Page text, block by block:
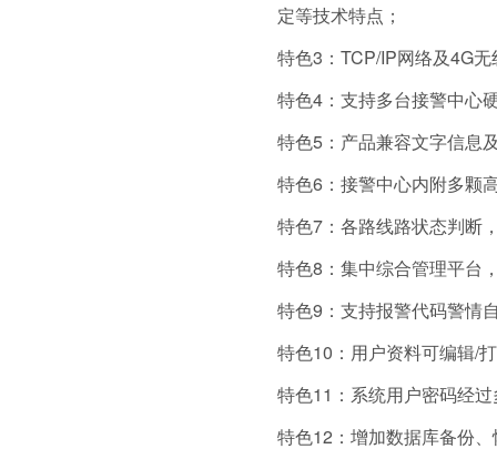
定等技术特点；
特色3：TCP/IP网络及4G
特色4：支持多台接警中心
特色5：产品兼容文字信息
特色6：接警中心内附多颗
特色7：各路线路状态判断
特色8：集中综合管理平台
特色9：支持报警代码警情
特色10：用户资料可编辑/
特色11：系统用户密码经
特色12：增加数据库备份